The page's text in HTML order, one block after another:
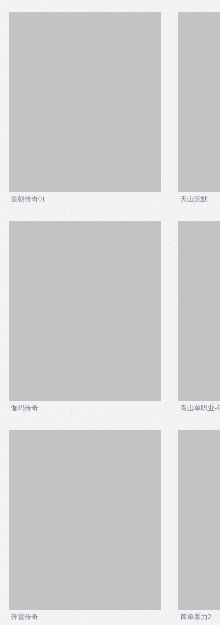
皇朝传奇01 天山沉默
伽玛传奇 青山单职业-
奔雷传奇 简单暴力2